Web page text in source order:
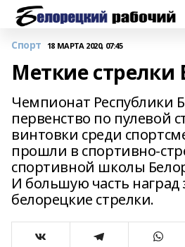
Спорт 18 МАРТА 2020, 07:45
Меткие стрелки
Чемпионат Республики
первенство по пулевой
винтовки среди
прошли в спортивно-
спортивной школы
И большую часть наград
белорецкие стрелки.